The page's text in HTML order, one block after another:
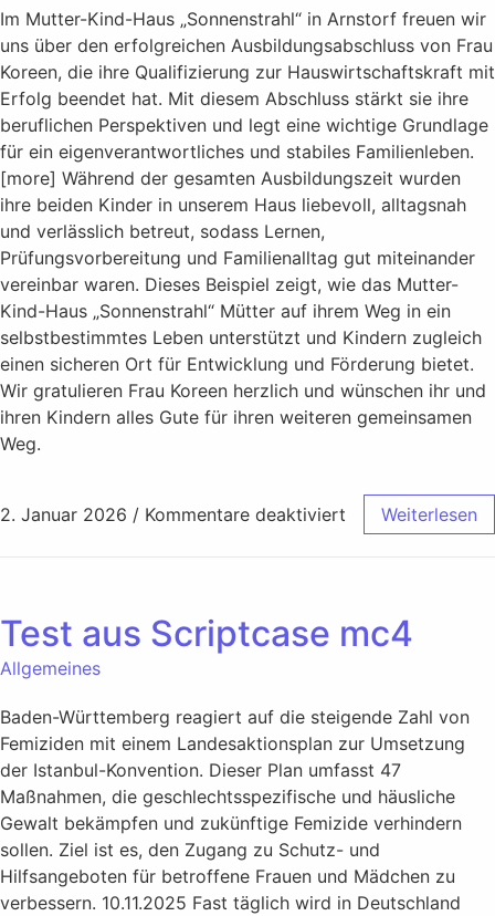
Im Mutter-Kind-Haus „Sonnenstrahl“ in Arnstorf freuen wir
uns über den erfolgreichen Ausbildungsabschluss von Frau
Koreen, die ihre Qualifizierung zur Hauswirtschaftskraft mit
Erfolg beendet hat. Mit diesem Abschluss stärkt sie ihre
beruflichen Perspektiven und legt eine wichtige Grundlage
für ein eigenverantwortliches und stabiles Familienleben.​
[more] Während der gesamten Ausbildungszeit wurden
ihre beiden Kinder in unserem Haus liebevoll, alltagsnah
und verlässlich betreut, sodass Lernen,
Prüfungsvorbereitung und Familienalltag gut miteinander
vereinbar waren. Dieses Beispiel zeigt, wie das Mutter-
Kind-Haus „Sonnenstrahl“ Mütter auf ihrem Weg in ein
selbstbestimmtes Leben unterstützt und Kindern zugleich
einen sicheren Ort für Entwicklung und Förderung bietet.​
Wir gratulieren Frau Koreen herzlich und wünschen ihr und
ihren Kindern alles Gute für ihren weiteren gemeinsamen
Weg.
2. Januar 2026 / Kommentare deaktiviert Weiterlesen
Test aus Scriptcase mc4
Allgemeines
Baden-Württemberg reagiert auf die steigende Zahl von
Femiziden mit einem Landesaktionsplan zur Umsetzung
der Istanbul-Konvention. Dieser Plan umfasst 47
Maßnahmen, die geschlechtsspezifische und häusliche
Gewalt bekämpfen und zukünftige Femizide verhindern
sollen. Ziel ist es, den Zugang zu Schutz- und
Hilfsangeboten für betroffene Frauen und Mädchen zu
verbessern. 10.11.2025 Fast täglich wird in Deutschland